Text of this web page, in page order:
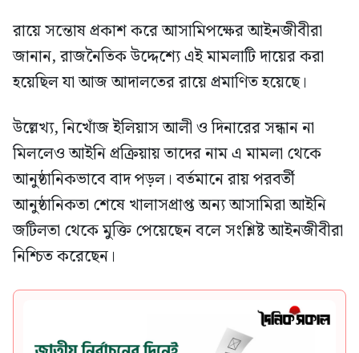
রায়ে সন্তোষ প্রকাশ করে আসামিপক্ষের আইনজীবীরা
জানান, রাজনৈতিক উদ্দেশ্যে এই মামলাটি দায়ের করা
হয়েছিল যা আজ আদালতের রায়ে প্রমাণিত হয়েছে।
উল্লেখ্য, নিখোঁজ ইলিয়াস আলী ও দিনারের সন্ধান না
মিললেও আইনি প্রক্রিয়ায় তাদের নাম এ মামলা থেকে
আনুষ্ঠানিকভাবে বাদ পড়ল। বর্তমানে রায় পরবর্তী
আনুষ্ঠানিকতা শেষে খালাসপ্রাপ্ত অন্য আসামিরা আইনি
জটিলতা থেকে মুক্তি পেয়েছেন বলে সংশ্লিষ্ট আইনজীবীরা
নিশ্চিত করেছেন।